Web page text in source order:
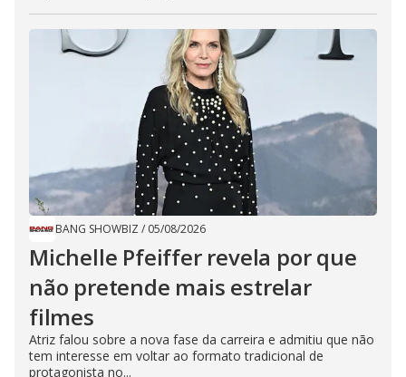
BANG SHOWBIZ / 05/08/2026
Michelle Pfeiffer revela por que
não pretende mais estrelar
filmes
Atriz falou sobre a nova fase da carreira e admitiu que não
tem interesse em voltar ao formato tradicional de
protagonista no...